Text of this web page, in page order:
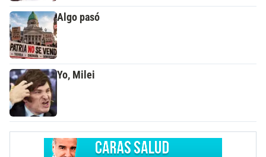
Algo pasó
Yo, Milei